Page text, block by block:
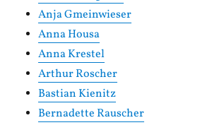
Anja Gmeinwieser
Anna Housa
Anna Krestel
Arthur Roscher
Bastian Kienitz
Bernadette Rauscher